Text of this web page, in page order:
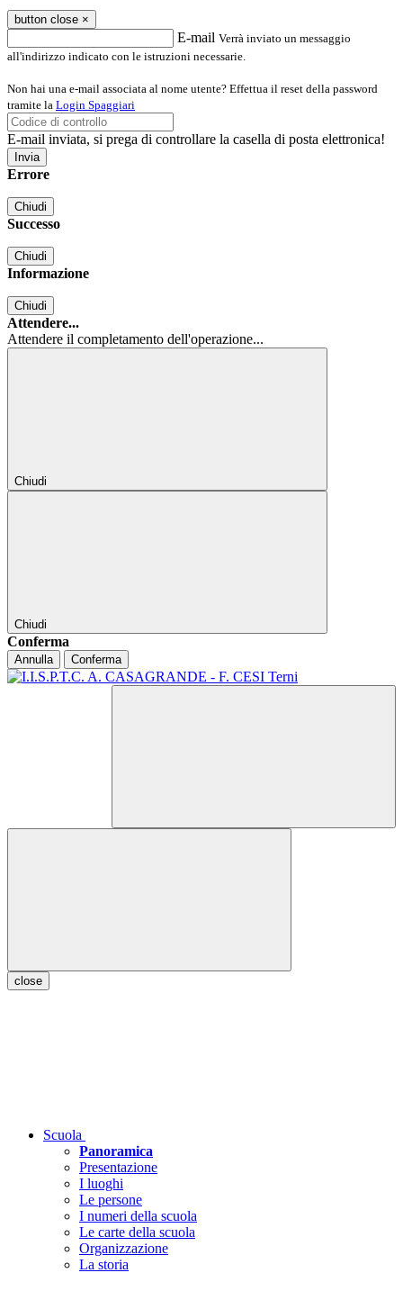
button close ×
E-mail Verrà inviato un messaggio
all'indirizzo indicato con le istruzioni necessarie.
Non hai una e-mail associata al nome utente? Effettua il reset della password
tramite la Login Spaggiari
E-mail inviata, si prega di controllare la casella di posta elettronica!
Errore
Chiudi
Successo
Chiudi
Informazione
Chiudi
Attendere...
Attendere il completamento dell'operazione...
Chiudi
Chiudi
Conferma
Annulla Conferma
close
Scuola
Panoramica
Presentazione
I luoghi
Le persone
I numeri della scuola
Le carte della scuola
Organizzazione
La storia